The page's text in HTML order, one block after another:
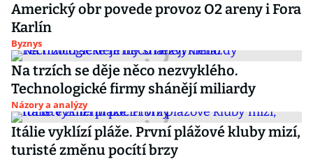
Americký obr povede provoz O2 areny i Fora
Karlín
Byznys
Na trzích se děje něco nezvyklého.
Technologické firmy shánějí miliardy
Názory a analýzy
Itálie vyklízí pláže. První plážové kluby mizí,
turisté změnu pocítí brzy